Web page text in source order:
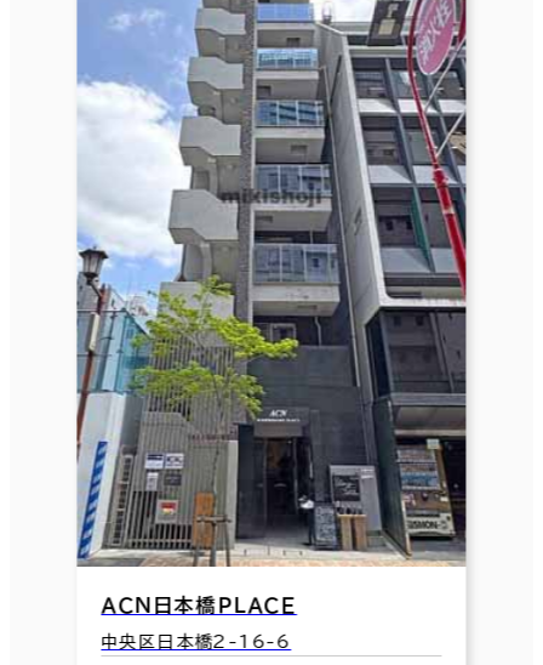
ＡＣＮ日本橋ＰＬＡＣＥ
中央区日本橋2-16-6